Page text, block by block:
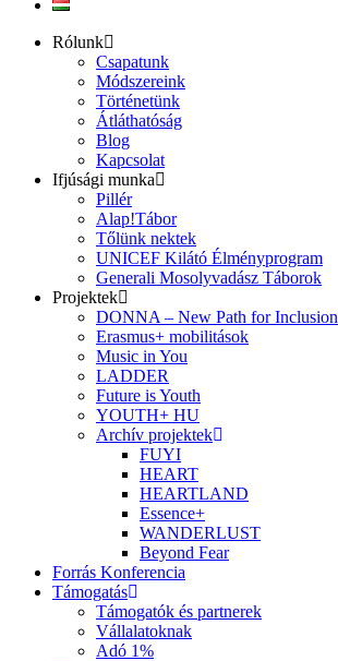
Rólunk
Csapatunk
Módszereink
Történetünk
Átláthatóság
Blog
Kapcsolat
Ifjúsági munka
Pillér
Alap!Tábor
Tőlünk nektek
UNICEF Kilátó Élményprogram
Generali Mosolyvadász Táborok
Projektek
DONNA – New Path for Inclusion
Erasmus+ mobilitások
Music in You
LADDER
Future is Youth
YOUTH+ HU
Archív projektek
FUYI
HEART
HEARTLAND
Essence+
WANDERLUST
Beyond Fear
Forrás Konferencia
Támogatás
Támogatók és partnerek
Vállalatoknak
Adó 1%